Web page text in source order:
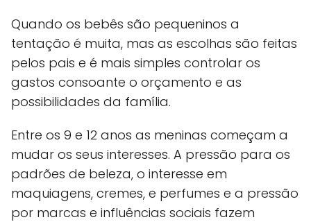
Quando os bebês são pequeninos a
tentação é muita, mas as escolhas são feitas
pelos pais e é mais simples controlar os
gastos consoante o orçamento e as
possibilidades da família.
Entre os 9 e 12 anos as meninas começam a
mudar os seus interesses. A pressão para os
padrões de beleza, o interesse em
maquiagens, cremes, e perfumes e a pressão
por marcas e influências sociais fazem